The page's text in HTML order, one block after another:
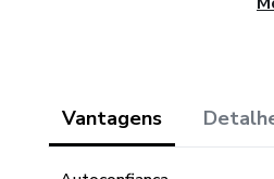
Vantagens